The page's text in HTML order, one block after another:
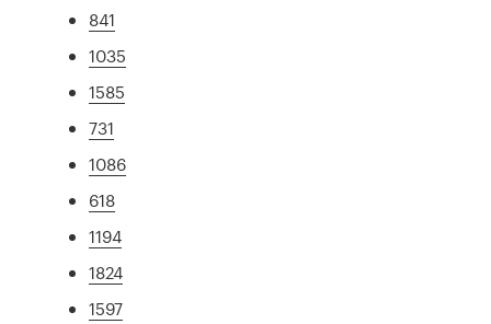
841
1035
1585
731
1086
618
1194
1824
1597